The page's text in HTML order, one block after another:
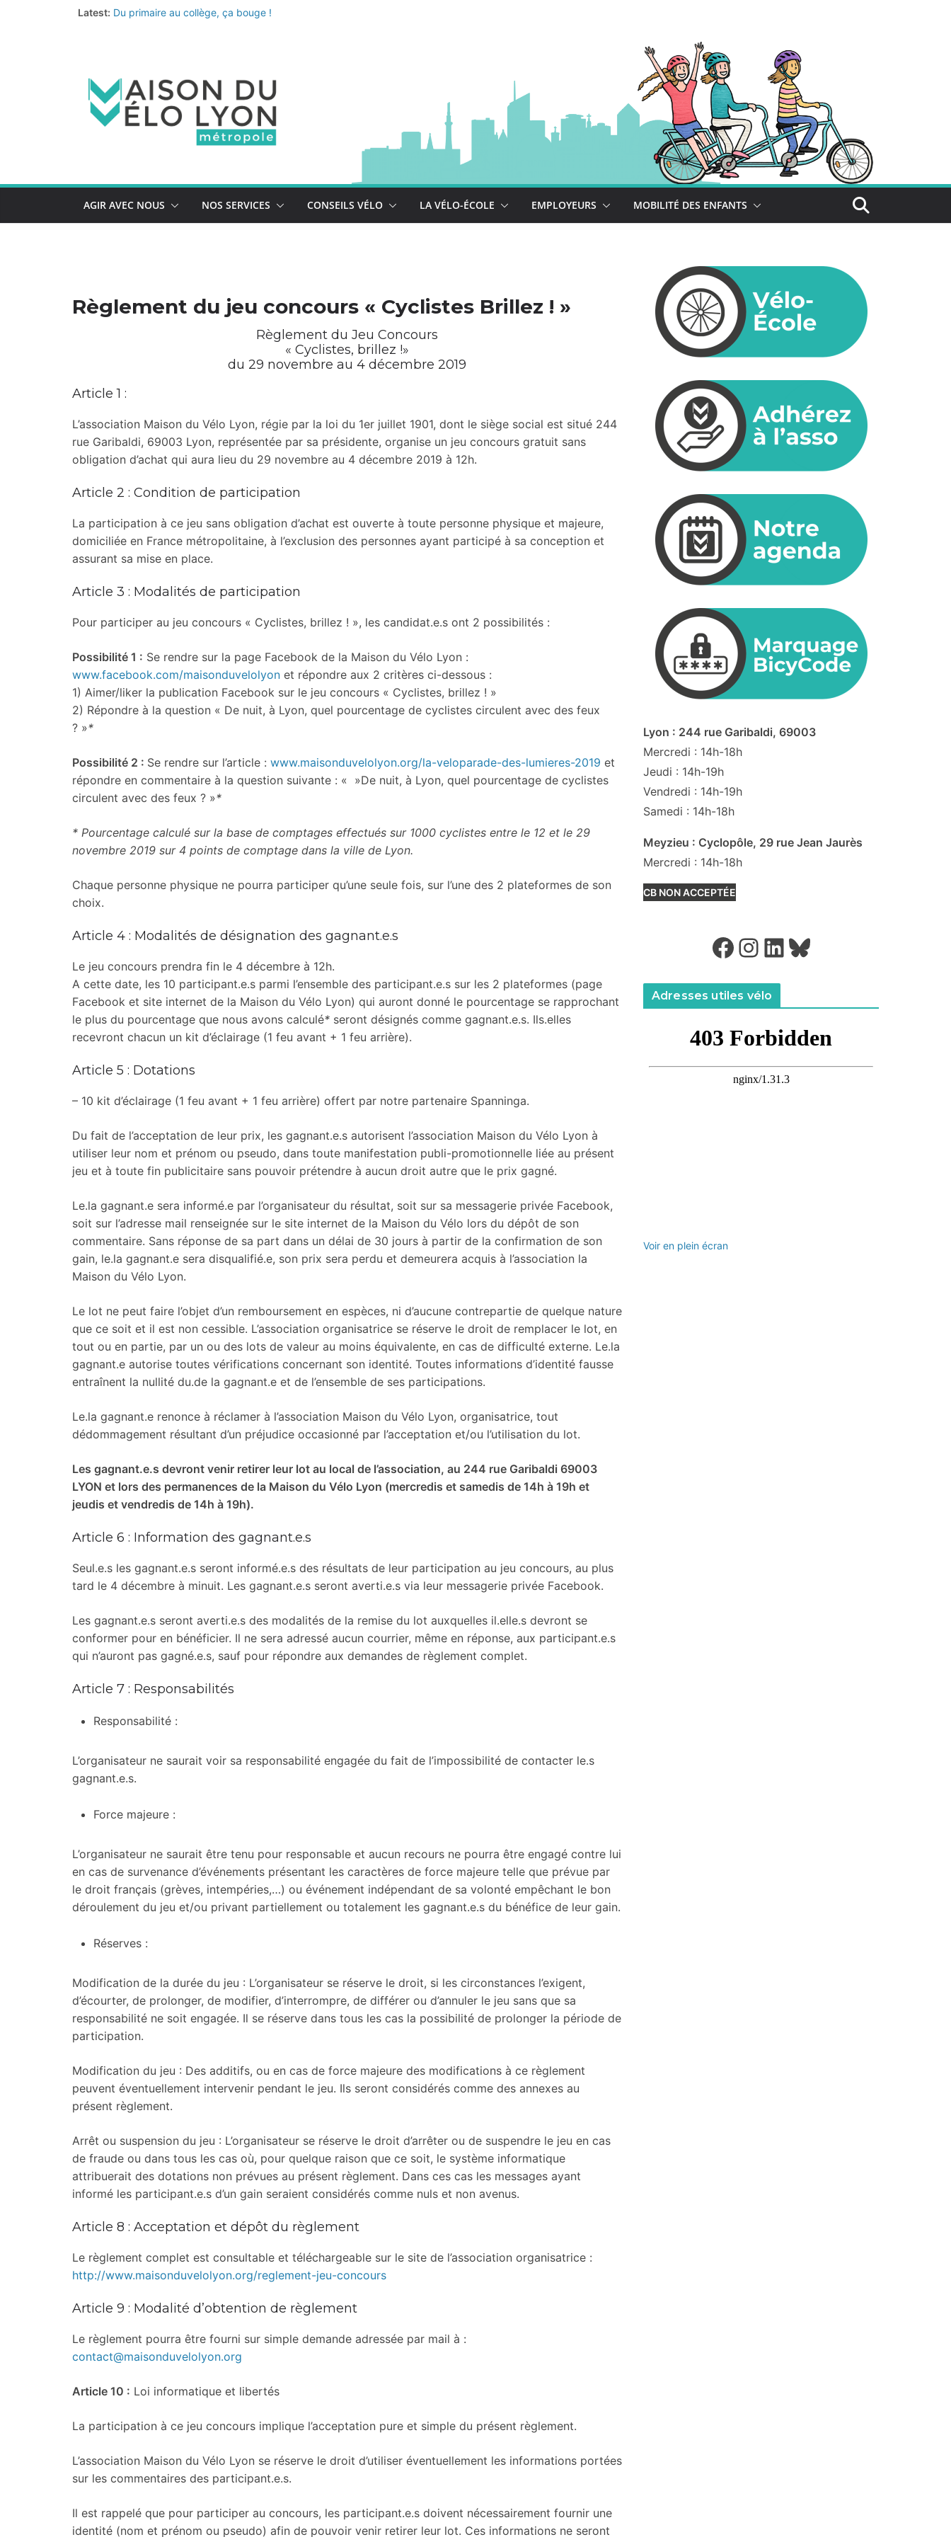
Latest: Du primaire au collège, ça bouge !
AGIR AVEC NOUS NOS SERVICES CONSEILS VÉLO LA VÉLO-ÉCOLE EMPLOYEURS MOBILITÉ DES ENFANTS
Règlement du jeu concours « Cyclistes Brillez ! »
Règlement du Jeu Concours
« Cyclistes, brillez !»
du 29 novembre au 4 décembre 2019
Article 1 :
L’association Maison du Vélo Lyon, régie par la loi du 1er juillet 1901, dont le siège social est situé 244
rue Garibaldi, 69003 Lyon, représentée par sa présidente, organise un jeu concours gratuit sans
obligation d’achat qui aura lieu du 29 novembre au 4 décembre 2019 à 12h.
Article 2 : Condition de participation
La participation à ce jeu sans obligation d’achat est ouverte à toute personne physique et majeure,
domiciliée en France métropolitaine, à l’exclusion des personnes ayant participé à sa conception et
assurant sa mise en place.
Article 3 : Modalités de participation
Pour participer au jeu concours « Cyclistes, brillez ! », les candidat.e.s ont 2 possibilités :
Possibilité 1 : Se rendre sur la page Facebook de la Maison du Vélo Lyon :
www.facebook.com/maisonduvelolyon et répondre aux 2 critères ci-dessous :
1) Aimer/liker la publication Facebook sur le jeu concours « Cyclistes, brillez ! »
2) Répondre à la question « De nuit, à Lyon, quel pourcentage de cyclistes circulent avec des feux
? »*
Possibilité 2 : Se rendre sur l’article : www.maisonduvelolyon.org/la-veloparade-des-lumieres-2019 et
répondre en commentaire à la question suivante : « »De nuit, à Lyon, quel pourcentage de cyclistes
circulent avec des feux ? »*
* Pourcentage calculé sur la base de comptages effectués sur 1000 cyclistes entre le 12 et le 29
novembre 2019 sur 4 points de comptage dans la ville de Lyon.
Chaque personne physique ne pourra participer qu’une seule fois, sur l’une des 2 plateformes de son
choix.
Article 4 : Modalités de désignation des gagnant.e.s
Le jeu concours prendra fin le 4 décembre à 12h.
A cette date, les 10 participant.e.s parmi l’ensemble des participant.e.s sur les 2 plateformes (page
Facebook et site internet de la Maison du Vélo Lyon) qui auront donné le pourcentage se rapprochant
le plus du pourcentage que nous avons calculé* seront désignés comme gagnant.e.s. Ils.elles
recevront chacun un kit d’éclairage (1 feu avant + 1 feu arrière).
Article 5 : Dotations
– 10 kit d’éclairage (1 feu avant + 1 feu arrière) offert par notre partenaire Spanninga.
Du fait de l’acceptation de leur prix, les gagnant.e.s autorisent l’association Maison du Vélo Lyon à
utiliser leur nom et prénom ou pseudo, dans toute manifestation publi-promotionnelle liée au présent
jeu et à toute fin publicitaire sans pouvoir prétendre à aucun droit autre que le prix gagné.
Le.la gagnant.e sera informé.e par l’organisateur du résultat, soit sur sa messagerie privée Facebook,
soit sur l’adresse mail renseignée sur le site internet de la Maison du Vélo lors du dépôt de son
commentaire. Sans réponse de sa part dans un délai de 30 jours à partir de la confirmation de son
gain, le.la gagnant.e sera disqualifié.e, son prix sera perdu et demeurera acquis à l’association la
Maison du Vélo Lyon.
Le lot ne peut faire l’objet d’un remboursement en espèces, ni d’aucune contrepartie de quelque nature
que ce soit et il est non cessible. L’association organisatrice se réserve le droit de remplacer le lot, en
tout ou en partie, par un ou des lots de valeur au moins équivalente, en cas de difficulté externe. Le.la
gagnant.e autorise toutes vérifications concernant son identité. Toutes informations d’identité fausse
entraînent la nullité du.de la gagnant.e et de l’ensemble de ses participations.
Le.la gagnant.e renonce à réclamer à l’association Maison du Vélo Lyon, organisatrice, tout
dédommagement résultant d’un préjudice occasionné par l’acceptation et/ou l’utilisation du lot.
Les gagnant.e.s devront venir retirer leur lot au local de l’association, au 244 rue Garibaldi 69003
LYON et lors des permanences de la Maison du Vélo Lyon (mercredis et samedis de 14h à 19h et
jeudis et vendredis de 14h à 19h).
Article 6 : Information des gagnant.e.s
Seul.e.s les gagnant.e.s seront informé.e.s des résultats de leur participation au jeu concours, au plus
tard le 4 décembre à minuit. Les gagnant.e.s seront averti.e.s via leur messagerie privée Facebook.
Les gagnant.e.s seront averti.e.s des modalités de la remise du lot auxquelles il.elle.s devront se
conformer pour en bénéficier. Il ne sera adressé aucun courrier, même en réponse, aux participant.e.s
qui n’auront pas gagné.e.s, sauf pour répondre aux demandes de règlement complet.
Article 7 : Responsabilités
Responsabilité :
L’organisateur ne saurait voir sa responsabilité engagée du fait de l’impossibilité de contacter le.s
gagnant.e.s.
Force majeure :
L’organisateur ne saurait être tenu pour responsable et aucun recours ne pourra être engagé contre lui
en cas de survenance d’événements présentant les caractères de force majeure telle que prévue par
le droit français (grèves, intempéries,…) ou événement indépendant de sa volonté empêchant le bon
déroulement du jeu et/ou privant partiellement ou totalement les gagnant.e.s du bénéfice de leur gain.
Réserves :
Modification de la durée du jeu : L’organisateur se réserve le droit, si les circonstances l’exigent,
d’écourter, de prolonger, de modifier, d’interrompre, de différer ou d’annuler le jeu sans que sa
responsabilité ne soit engagée. Il se réserve dans tous les cas la possibilité de prolonger la période de
participation.
Modification du jeu : Des additifs, ou en cas de force majeure des modifications à ce règlement
peuvent éventuellement intervenir pendant le jeu. Ils seront considérés comme des annexes au
présent règlement.
Arrêt ou suspension du jeu : L’organisateur se réserve le droit d’arrêter ou de suspendre le jeu en cas
de fraude ou dans tous les cas où, pour quelque raison que ce soit, le système informatique
attribuerait des dotations non prévues au présent règlement. Dans ces cas les messages ayant
informé les participant.e.s d’un gain seraient considérés comme nuls et non avenus.
Article 8 : Acceptation et dépôt du règlement
Le règlement complet est consultable et téléchargeable sur le site de l’association organisatrice :
http://www.maisonduvelolyon.org/reglement-jeu-concours
Article 9 : Modalité d’obtention de règlement
Le règlement pourra être fourni sur simple demande adressée par mail à :
contact@maisonduvelolyon.org
Article 10 : Loi informatique et libertés
La participation à ce jeu concours implique l’acceptation pure et simple du présent règlement.
L’association Maison du Vélo Lyon se réserve le droit d’utiliser éventuellement les informations portées
sur les commentaires des participant.e.s.
Il est rappelé que pour participer au concours, les participant.e.s doivent nécessairement fournir une
identité (nom et prénom ou pseudo) afin de pouvoir venir retirer leur lot. Ces informations ne seront
Lyon : 244 rue Garibaldi, 69003
Mercredi : 14h-18h
Jeudi : 14h-19h
Vendredi : 14h-19h
Samedi : 14h-18h
Meyzieu : Cyclopôle, 29 rue Jean Jaurès
Mercredi : 14h-18h
CB NON ACCEPTÉE
Facebook Instagram LinkedIn Bluesky
Adresses utiles vélo
Voir en plein écran